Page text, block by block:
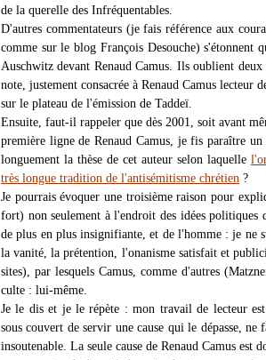
de la querelle des Infréquentables.
D'autres commentateurs (je fais référence aux
comme sur le blog François Desouche) s'étonnent
Auschwitz devant Renaud Camus. Ils oublient
note, justement consacrée à Renaud Camus
sur le plateau de l'émission de Taddeï.
Ensuite, faut-il rappeler que dès 2001, soit avant
première ligne de Renaud Camus, je fis paraître
longuement la thèse de cet auteur selon laquelle
très longue tradition de l'antisémitisme chrétien ?
Je pourrais évoquer une troisième raison pour
fort) non seulement à l'endroit des idées politiques
de plus en plus insignifiante, et de l'homme : je ne
la vanité, la prétention, l'onanisme satisfait et
sites), par lesquels Camus, comme d'autres
culte : lui-même.
Je le dis et je le répète : mon travail de lecteur
sous couvert de servir une cause qui le dépasse,
insoutenable. La seule cause de Renaud Camus est